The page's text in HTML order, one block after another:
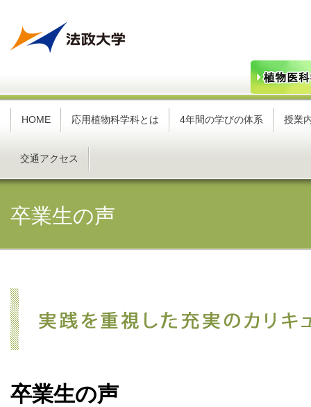
HOME 応用植物科学科とは 4年間の学びの体系 授業
交通アクセス
卒業生の声
卒業生の声